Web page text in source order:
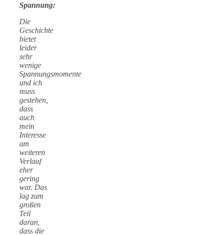
Spannung:
Die
Geschichte
bietet
leider
sehr
wenige
Spannungsmomente
und ich
muss
gestehen,
dass
auch
mein
Interesse
am
weiteren
Verlauf
eher
gering
war. Das
lag zum
großen
Teil
daran,
dass die